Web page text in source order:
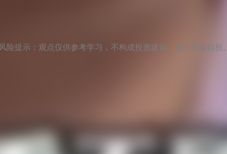
风险提示：观点仅供参考学习，不构成投资建议，操作风险自担